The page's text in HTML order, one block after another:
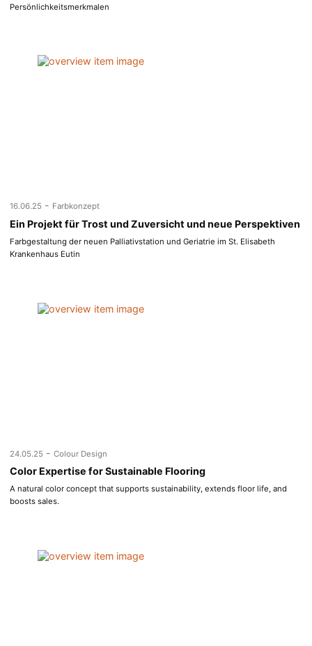
Persönlichkeitsmerkmalen
16.06.25 - Farbkonzept
Ein Projekt für Trost und Zuversicht und neue Perspektiven
Farbgestaltung der neuen Palliativstation und Geriatrie im St. Elisabeth
Krankenhaus Eutin
24.05.25 - Colour Design
Color Expertise for Sustainable Flooring
A natural color concept that supports sustainability, extends floor life, and
boosts sales.